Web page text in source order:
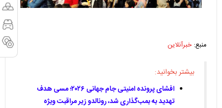
منبع: خبرآنلاین
بیشتر بخوانید:
افشای پرونده امنیتی جام جهانی ۲۰۲۶؛ مسی هدف
تهدید به بمب‌گذاری شد، رونالدو زیر مراقبت ویژه